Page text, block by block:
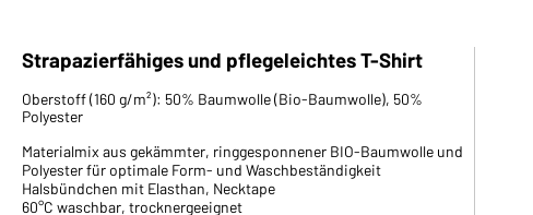
Strapazierfähiges und pflegeleichtes T-Shirt
Oberstoff (160 g/m²): 50% Baumwolle (Bio-Baumwolle), 50%
Polyester
Materialmix aus gekämmter, ringgesponnener BIO-Baumwolle und
Polyester für optimale Form- und Waschbeständigkeit
Halsbündchen mit Elasthan, Necktape
60°C waschbar, trocknergeeignet